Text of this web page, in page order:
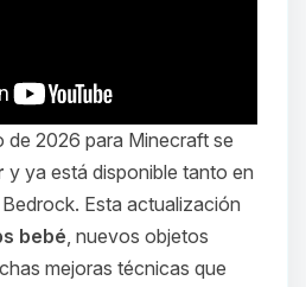
de 2026 para Minecraft se
y ya está disponible tanto en
Esta actualización
bebé, nuevos objetos
mejoras técnicas que